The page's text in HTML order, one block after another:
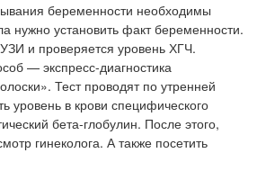
беременности необходимы
нужно установить факт беременности.
и проверяется уровень ХГЧ.
— экспресс-диагностика
Тест проводят по утренней
уровень в крови специфического
бета-глобулин. После этого,
гинеколога. А также посетить